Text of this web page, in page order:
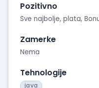
Pozitivno
Sve najbolje, plata,
Zamerke
Nema
Tehnologije
java